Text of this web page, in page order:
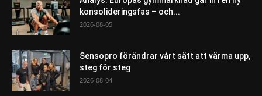
konsolideringsfas – och...
2026-08-05
Sensopro förändrar vårt sätt att värma upp,
steg för steg
2026-08-04